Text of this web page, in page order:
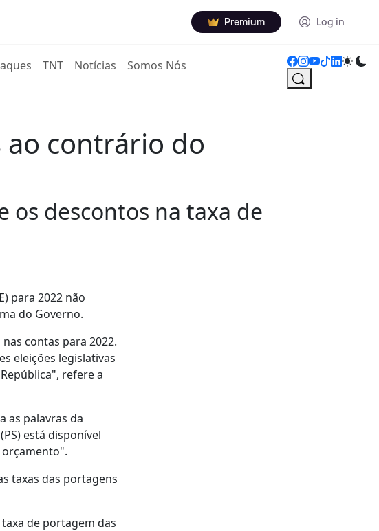
Premium Log in
TNT Notícias Somos Nós
ao contrário do
os descontos na taxa de
para 2022 não
do Governo.
contas para 2022.
eleições legislativas
refere a
as palavras da
está disponível
taxas das portagens
de portagem das